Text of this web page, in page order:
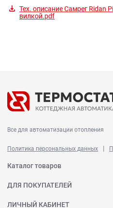
Тех. описание Самрег Ridan
вилкой.pdf
Все для автоматизации отопления
Политика персональных данных |
Каталог товаров
ДЛЯ ПОКУПАТЕЛЕЙ
ЛИЧНЫЙ КАБИНЕТ